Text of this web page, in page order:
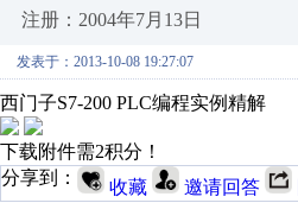
注册：2004年7月13日
发表于：2013-10-08 19:27:07
西门子S7-200 PLC编程实例精解
下载附件需2积分！
分享到：
收藏 邀请回答